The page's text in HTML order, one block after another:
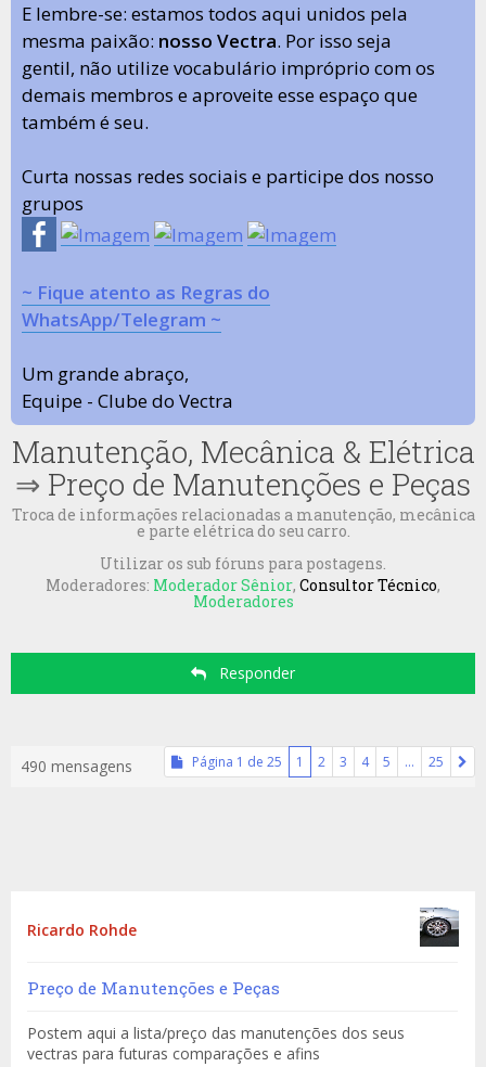
E lembre-se: estamos todos aqui unidos pela
mesma paixão: nosso Vectra. Por isso seja
gentil, não utilize vocabulário impróprio com os
demais membros e aproveite esse espaço que
também é seu.
Curta nossas redes sociais e participe dos nosso
grupos
~ Fique atento as Regras do
WhatsApp/Telegram ~
Um grande abraço,
Equipe - Clube do Vectra
Manutenção, Mecânica & Elétrica
⇒ Preço de Manutenções e Peças
Troca de informações relacionadas a manutenção, mecânica
e parte elétrica do seu carro.
Utilizar os sub fóruns para postagens.
Moderadores: Moderador Sênior, Consultor Técnico,
Moderadores
Responder
490 mensagens Página 1 de 25 1 2 3 4 5 … 25
Ricardo Rohde
Preço de Manutenções e Peças
Postem aqui a lista/preço das manutenções dos seus
vectras para futuras comparações e afins